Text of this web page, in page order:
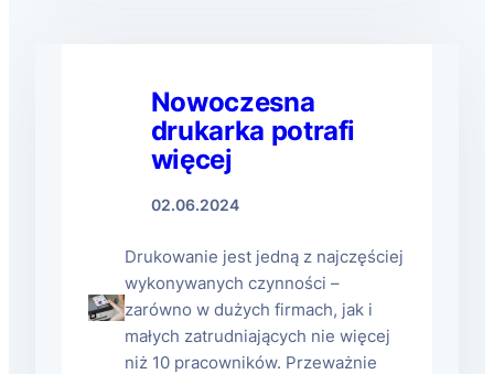
Nowoczesna
drukarka potrafi
więcej
02.06.2024
Drukowanie jest jedną z najczęściej
wykonywanych czynności –
zarówno w dużych firmach, jak i
małych zatrudniających nie więcej
niż 10 pracowników. Przeważnie